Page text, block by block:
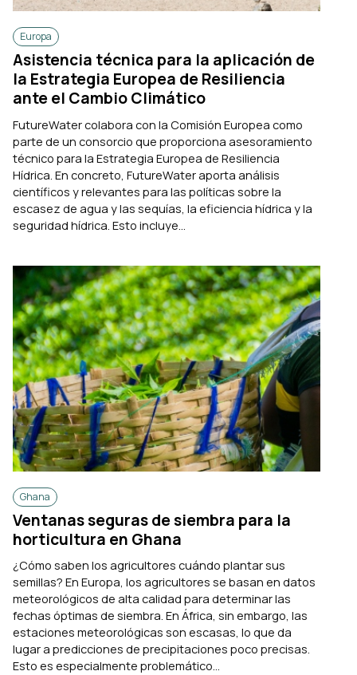
Europa
Asistencia técnica para la aplicación de
la Estrategia Europea de Resiliencia
ante el Cambio Climático
FutureWater colabora con la Comisión Europea como
parte de un consorcio que proporciona asesoramiento
técnico para la Estrategia Europea de Resiliencia
Hídrica. En concreto, FutureWater aporta análisis
científicos y relevantes para las políticas sobre la
escasez de agua y las sequías, la eficiencia hídrica y la
seguridad hídrica. Esto incluye...
Ghana
Ventanas seguras de siembra para la
horticultura en Ghana
¿Cómo saben los agricultores cuándo plantar sus
semillas? En Europa, los agricultores se basan en datos
meteorológicos de alta calidad para determinar las
fechas óptimas de siembra. En África, sin embargo, las
estaciones meteorológicas son escasas, lo que da
lugar a predicciones de precipitaciones poco precisas.
Esto es especialmente problemático...